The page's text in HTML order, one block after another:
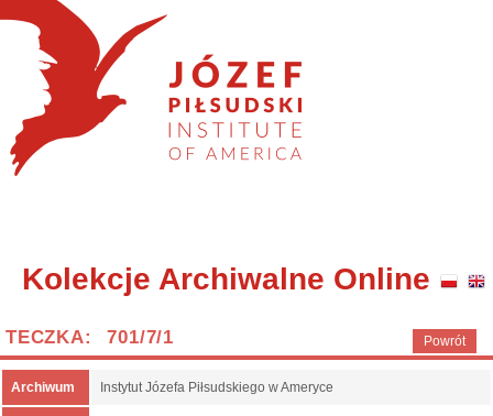
Kolekcje Archiwalne Online
Powrót
TECZKA: 701/7/1
Archiwum Instytut Józefa Piłsudskiego w Ameryce